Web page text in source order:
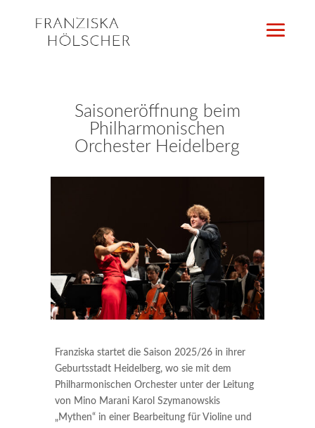
Saisoneröffnung beim
Philharmonischen
Orchester Heidelberg
Franziska startet die Saison 2025/26 in ihrer
Geburtsstadt Heidelberg, wo sie mit dem
Philharmonischen Orchester unter der Leitung
von Mino Marani Karol Szymanowskis
„Mythen“ in einer Bearbeitung für Violine und